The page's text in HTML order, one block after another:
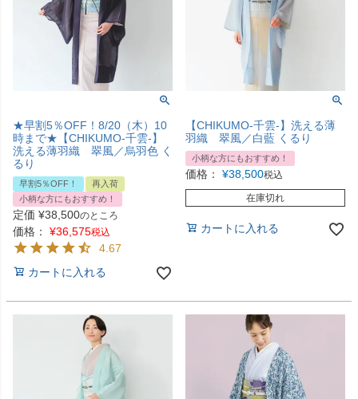
★早割5％OFF！8/20（木）10
時まで★【CHIKUMO-千雲-】
洗える薄羽織 翠風／烏羽色 く
るり
早割5％OFF！
再入荷
小柄な方にもおすすめ！
定価 ¥38,500のところ
価格： ¥36,575税込
4.67
カートに入れる
【CHIKUMO-千雲-】洗える薄
羽織 翠風／白藍 くるり
小柄な方にもおすすめ！
価格： ¥38,500税込
在庫切れ
カートに入れる